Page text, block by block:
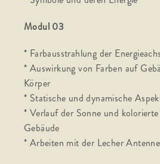
Modul 03
* Farbausstrahlung der
* Auswirkung von Farben auf
Körper
* Statische und dynamische
* Verlauf der Sonne und
Gebäude
* Arbeiten mit der Lecher Antenne